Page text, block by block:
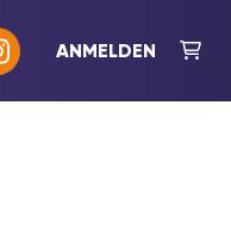
ANMELDEN